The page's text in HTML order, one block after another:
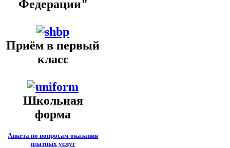
Федерации"
Приём в первый
класс
Школьная
форма
Анкета по вопросам оказания
платных услуг